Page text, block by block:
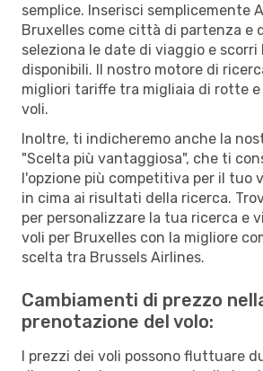
semplice. Inserisci semplicemente
Bruxelles come città di partenza e
seleziona le date di viaggio e scorri
disponibili. Il nostro motore di
migliori tariffe tra migliaia di rotte
voli.
Inoltre, ti indicheremo anche la
"Scelta più vantaggiosa", che ti
l'opzione più competitiva per il tuo
in cima ai risultati della ricerca.
per personalizzare la tua ricerca e
voli per Bruxelles con la migliore
scelta tra Brussels Airlines.
Cambiamenti di prezzo
prenotazione del volo:
I prezzi dei voli possono fluttuare